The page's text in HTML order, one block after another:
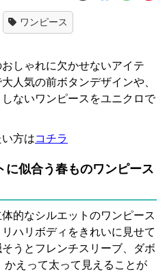
ワンピース
しゃれに欠かせないアイテ
人気の前ボタンデザインや、
ないワンピースをユニクロで
方はコチラ
に似合う春ものワンピース
的なシルエットのワンピース
ハリボディをきれいに見せて
うとフレンチスリーブ、ダボ
かえって太って見えることが